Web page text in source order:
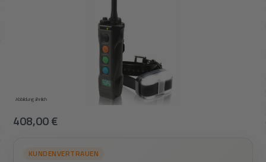
Abbildung ähnlich
Regulärer Preis:
408,00 €
KUNDENVERTRAUEN